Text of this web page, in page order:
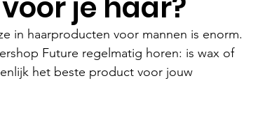
in haarproducten voor mannen is enorm.
Future regelmatig horen: is wax of
het beste product voor jouw